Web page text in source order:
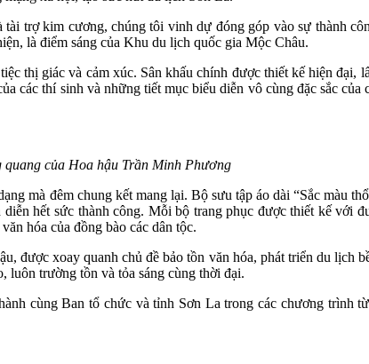
trợ kim cương, chúng tôi vinh dự đóng góp vào sự thành
là điểm sáng của Khu du lịch quốc gia Mộc Châu.
thị giác và cảm xúc. Sân khấu chính được thiết kế hiện đại,
các thí sinh và những tiết mục biểu diễn vô cùng đặc sắc
quang của Hoa hậu Trần Minh Phương
mà đêm chung kết mang lại. Bộ sưu tập áo dài “Sắc màu
hết sức thành công. Mỗi bộ trang phục được thiết kế với
hóa của đồng bào các dân tộc.
được xoay quanh chủ đề bảo tồn văn hóa, phát triển du lịch
luôn trường tồn và tỏa sáng cùng thời đại.
cùng Ban tổ chức và tỉnh Sơn La trong các chương trình